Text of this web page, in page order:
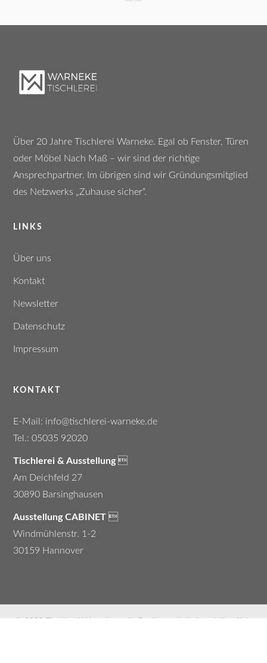
Über 20 Jahre Tischlerei Warneke. Egal ob Fenster, Türen oder
Möbel Nach Maß – wir sind der richtige Ansprechpartner. Im
übrigen sind wir Gründungsmitglied des Netzwerks „Zuhause
sicher“.
LINKS
Über uns
Kontakt
Newsletter
Datenschutz
Impressum
KONTAKT
E-Mail: info@tischlerei-warneke.de
Tel.: 05035 92020
Tischlerei & Ausstellung
Am Deichfeld 27
30890 Barsinghausen
Ausstellung CABINET 
Windmühlenstr. 1-2
30159 Hannover
© 2022 Tischlerei Warneke – alle Rechte vorbehalten.Mit ♥ für's Netz